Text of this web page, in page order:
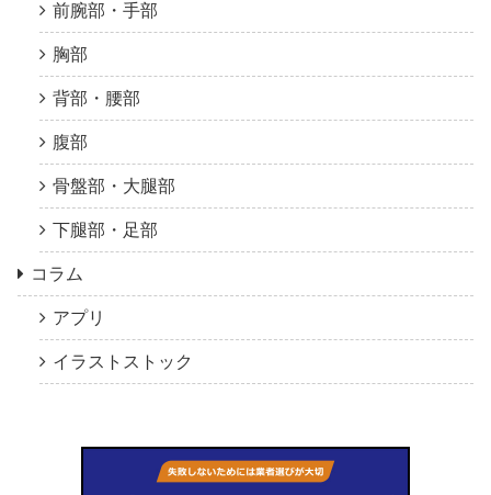
前腕部・手部
胸部
背部・腰部
腹部
骨盤部・大腿部
下腿部・足部
コラム
アプリ
イラストストック